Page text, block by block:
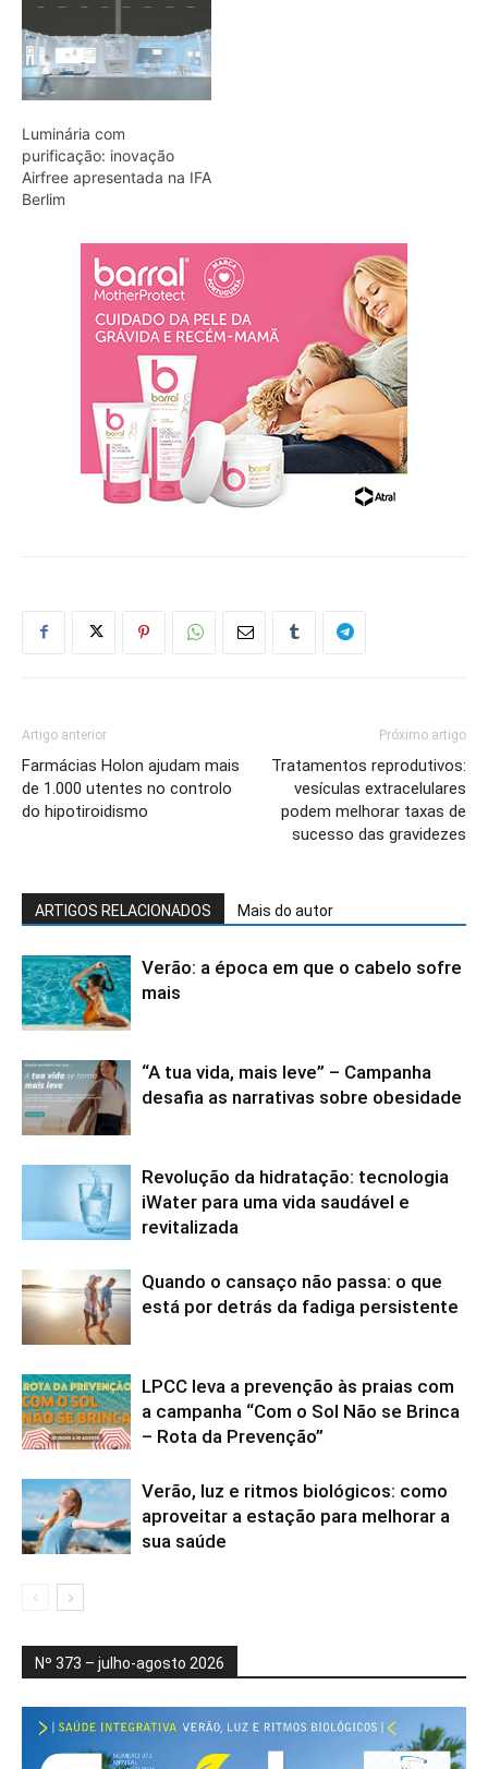
Luminária com
purificação: inovação
Airfree apresentada na IFA
Berlim
Artigo anterior
Farmácias Holon ajudam mais
de 1.000 utentes no controlo
do hipotiroidismo
Próximo artigo
Tratamentos reprodutivos:
vesículas extracelulares
podem melhorar taxas de
sucesso das gravidezes
ARTIGOS RELACIONADOS Mais do autor
Verão: a época em que o cabelo sofre
mais
“A tua vida, mais leve” – Campanha
desafia as narrativas sobre obesidade
Revolução da hidratação: tecnologia
iWater para uma vida saudável e
revitalizada
Quando o cansaço não passa: o que
está por detrás da fadiga persistente
LPCC leva a prevenção às praias com
a campanha “Com o Sol Não se Brinca
– Rota da Prevenção”
Verão, luz e ritmos biológicos: como
aproveitar a estação para melhorar a
sua saúde
Nº 373 – julho-agosto 2026